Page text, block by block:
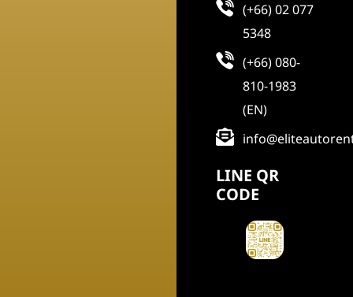
(+66) 02 077
5348
(+66) 080-
810-1983
(EN)
LINE QR
CODE